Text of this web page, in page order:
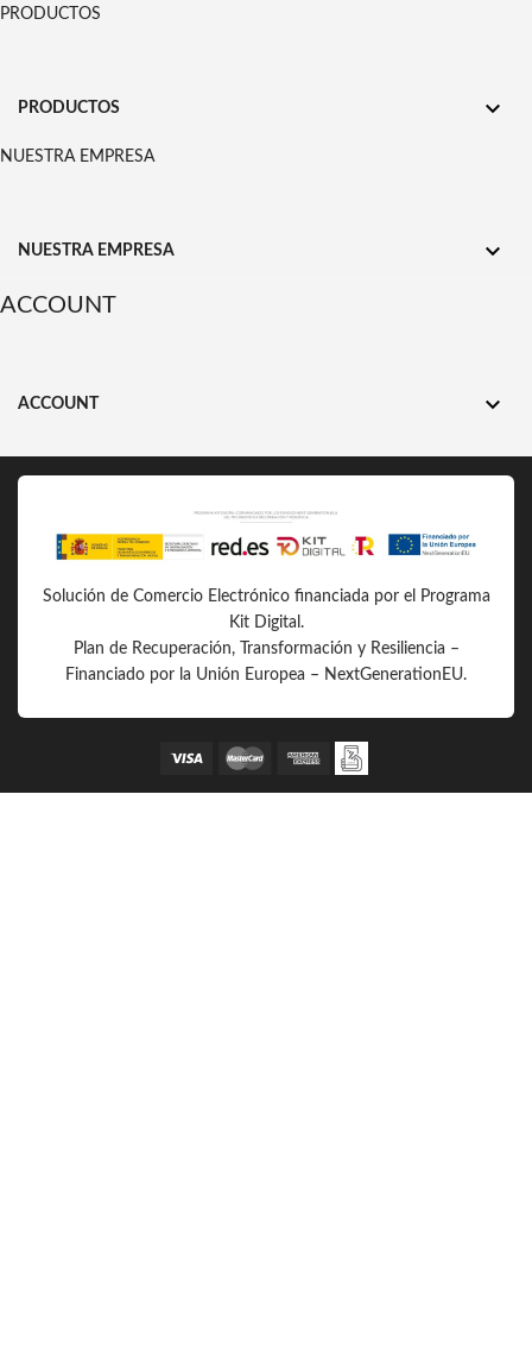
PRODUCTOS
PRODUCTOS 
NUESTRA EMPRESA
NUESTRA EMPRESA 
ACCOUNT
ACCOUNT 
Solución de Comercio Electrónico financiada por el Programa
Kit Digital.
Plan de Recuperación, Transformación y Resiliencia –
Financiado por la Unión Europea – NextGenerationEU.